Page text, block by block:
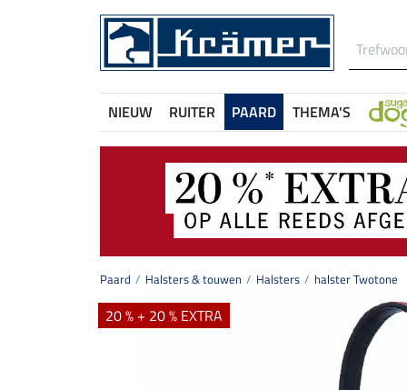
NIEUW RUITER PAARD THEMA'S
Paard Halsters & touwen Halsters halster Twotone
20 % + 20 % EXTRA